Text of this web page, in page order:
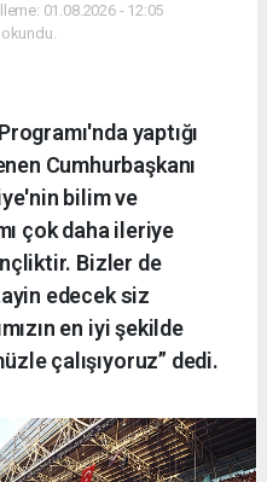
01.08.2026 - 12:05
yaptığı
Cumhurbaşkanı
bilim ve
çok daha ileriye
Bizler de
edecek siz
en iyi şekilde
çalışıyoruz” dedi.